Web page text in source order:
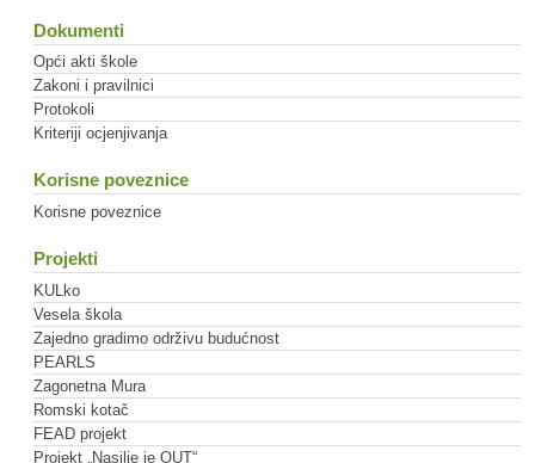
Dokumenti
Opći akti škole
Zakoni i pravilnici
Protokoli
Kriteriji ocjenjivanja
Korisne poveznice
Korisne poveznice
Projekti
KULko
Vesela škola
Zajedno gradimo održivu budućnost
PEARLS
Zagonetna Mura
Romski kotač
FEAD projekt
Projekt „Nasilje je OUT“